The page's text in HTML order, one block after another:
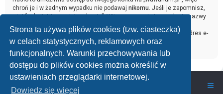
Strona ta używa plików cookies (tzw. ciasteczka)
w celach statystycznych, reklamowych oraz
funkcjonalnych. Warunki przechowywania lub
dostępu do plików cookies można określić w
ustawieniach przeglądarki internetowej.
Dowiedz się więcej
chroń je i w żadnym wypadku nie podawaj nikomu . Jeśli je zapomnisz,
użyj funkcji „Nie pamiętam hasła”. Witryna poprosi cię o podanie nazwy
użytkownika i adresu e-mail. Po podaniu tych danych zostanie
wygenerowane nowe hasło i przesłane na podany przez ciebie adres e-
mail. Umożliwi ono odzyskanie dostępu do twojego konta.
wawarium.pl Nasze Forum Akwarystyczne